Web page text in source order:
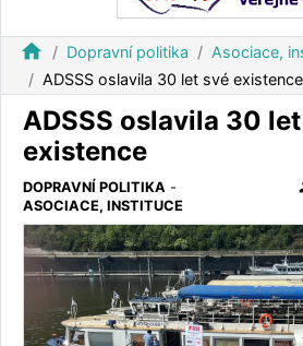
home Dopravní politika
Asociace,
ADSSS oslavila 30 let své existence
ADSSS oslavila 30
existence
DOPRAVNÍ POLITIKA -
ASOCIACE, INSTITUCE